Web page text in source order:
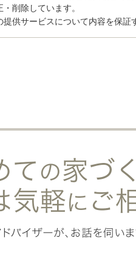
削除しています。
供サービスについて内容を保証